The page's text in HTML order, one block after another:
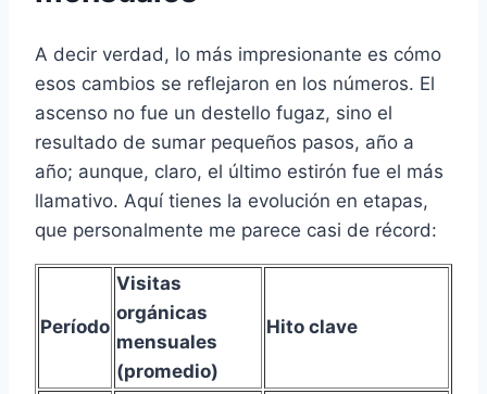
A decir verdad, lo más impresionante es cómo
esos cambios se reflejaron en los números. El
ascenso no fue un destello fugaz, sino el
resultado de sumar pequeños pasos, año a
año; aunque, claro, el último estirón fue el más
llamativo. Aquí tienes la evolución en etapas,
que personalmente me parece casi de récord:
Período
Visitas
orgánicas
mensuales
(promedio)
Hito clave